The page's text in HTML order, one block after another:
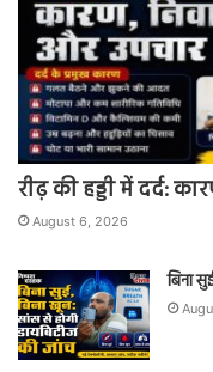
रीढ़ की हड्डी में दर्द:
August 6, 2026
बिना